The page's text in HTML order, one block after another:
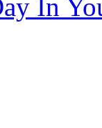
In